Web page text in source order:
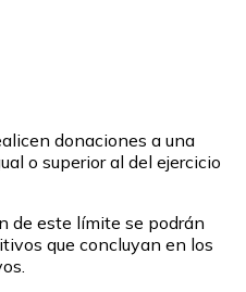
donaciones a una
o superior al del ejercicio
de este límite se podrán
que concluyan en los